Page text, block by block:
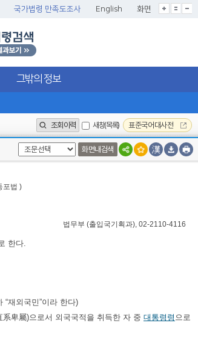
국가법령 만족도조사 English 화면
그밖의 정보
조회이력 새창(목록) 표준국어대사전
화면내검색
포법 )
법무부 (출입국기획과), 02-2110-4116
한다.
재외국민”이라 한다)
卑屬)으로서 외국국적을 취득한 자 중 대통령령 으로